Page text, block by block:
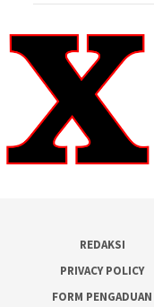
REDAKSI
PRIVACY POLICY
FORM PENGADUAN